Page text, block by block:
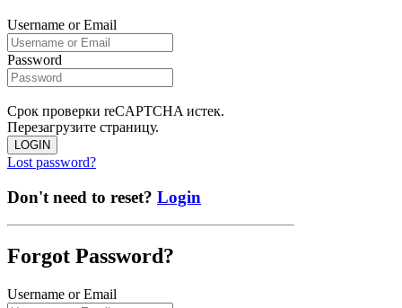
Username or Email
Password
Срок проверки reCAPTCHA истек.
Перезагрузите страницу.
LOGIN
Lost password?
Don't need to reset? Login
Forgot Password?
Username or Email